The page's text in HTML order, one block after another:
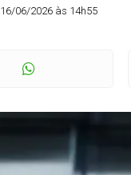
16/06/2026 às 14h55